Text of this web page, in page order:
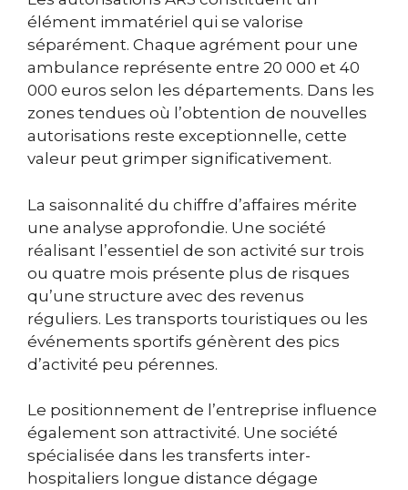
élément immatériel qui se valorise
séparément. Chaque agrément pour une
ambulance représente entre 20 000 et 40
000 euros selon les départements. Dans les
zones tendues où l’obtention de nouvelles
autorisations reste exceptionnelle, cette
valeur peut grimper significativement.
La saisonnalité du chiffre d’affaires mérite
une analyse approfondie. Une société
réalisant l’essentiel de son activité sur trois
ou quatre mois présente plus de risques
qu’une structure avec des revenus
réguliers. Les transports touristiques ou les
événements sportifs génèrent des pics
d’activité peu pérennes.
Le positionnement de l’entreprise influence
également son attractivité. Une société
spécialisée dans les transferts inter-
hospitaliers longue distance dégage